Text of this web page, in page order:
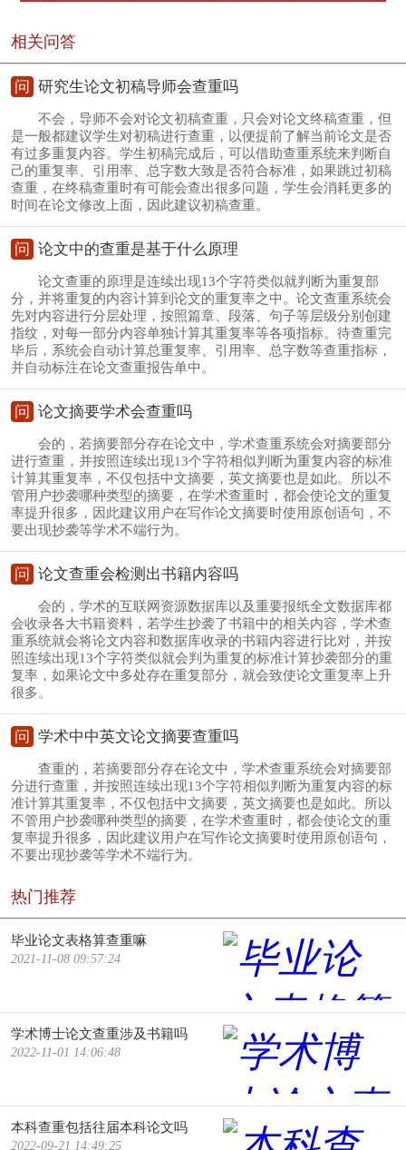
相关问答
问 研究生论文初稿导师会查重吗
不会，导师不会对论文初稿查重，只会对论文终稿查重，但
是一般都建议学生对初稿进行查重，以便提前了解当前论文是否
有过多重复内容。学生初稿完成后，可以借助查重系统来判断自
己的重复率、引用率、总字数大致是否符合标准，如果跳过初稿
查重，在终稿查重时有可能会查出很多问题，学生会消耗更多的
时间在论文修改上面，因此建议初稿查重。
问 论文中的查重是基于什么原理
论文查重的原理是连续出现13个字符类似就判断为重复部
分，并将重复的内容计算到论文的重复率之中。论文查重系统会
先对内容进行分层处理，按照篇章、段落、句子等层级分别创建
指纹，对每一部分内容单独计算其重复率等各项指标。待查重完
毕后，系统会自动计算总重复率、引用率、总字数等查重指标，
并自动标注在论文查重报告单中。
问 论文摘要学术会查重吗
会的，若摘要部分存在论文中，学术查重系统会对摘要部分
进行查重，并按照连续出现13个字符相似判断为重复内容的标准
计算其重复率，不仅包括中文摘要，英文摘要也是如此。所以不
管用户抄袭哪种类型的摘要，在学术查重时，都会使论文的重复
率提升很多，因此建议用户在写作论文摘要时使用原创语句，不
要出现抄袭等学术不端行为。
问 论文查重会检测出书籍内容吗
会的，学术的互联网资源数据库以及重要报纸全文数据库都
会收录各大书籍资料，若学生抄袭了书籍中的相关内容，学术查
重系统就会将论文内容和数据库收录的书籍内容进行比对，并按
照连续出现13个字符类似就会判为重复的标准计算抄袭部分的重
复率，如果论文中多处存在重复部分，就会致使论文重复率上升
很多。
问 学术中中英文论文摘要查重吗
查重的，若摘要部分存在论文中，学术查重系统会对摘要部
分进行查重，并按照连续出现13个字符相似判断为重复内容的标
准计算其重复率，不仅包括中文摘要，英文摘要也是如此。所以
不管用户抄袭哪种类型的摘要，在学术查重时，都会使论文的重
复率提升很多，因此建议用户在写作论文摘要时使用原创语句，
不要出现抄袭等学术不端行为。
热门推荐
毕业论文表格算查重嘛
2021-11-08 09:57:24
学术博士论文查重涉及书籍吗
2022-11-01 14:06:48
本科查重包括往届本科论文吗
2022-09-21 14:49:25